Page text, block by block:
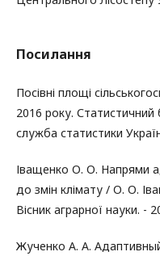
Посилання
Посівні площі
2016 року.
служба статистики
Іващенко О. О. Напрями
до змін клімату / О. О.
Вісник аграрної науки. -
Жученко А. А.